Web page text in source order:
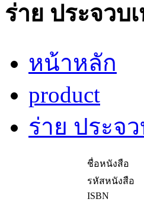
ร่าย ประจวบ
หน้าหลัก
product
ร่าย ประจ
ชื่อหนังสือ
รหัสหนังสือ
ISBN